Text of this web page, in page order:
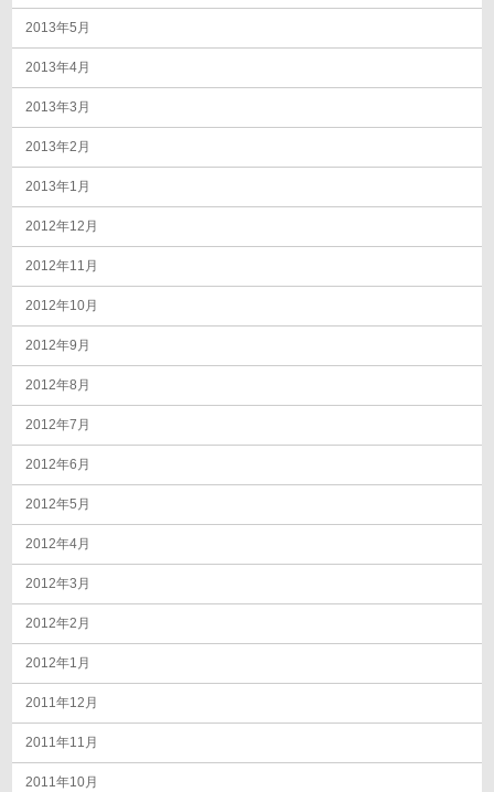
2013年5月
2013年4月
2013年3月
2013年2月
2013年1月
2012年12月
2012年11月
2012年10月
2012年9月
2012年8月
2012年7月
2012年6月
2012年5月
2012年4月
2012年3月
2012年2月
2012年1月
2011年12月
2011年11月
2011年10月